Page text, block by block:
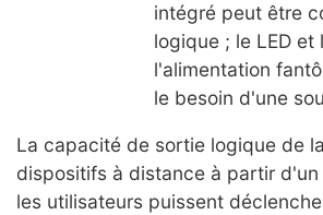
intégré peut être
logique ; le LED
l'alimentation
le besoin d'une
La capacité de sortie logique de
dispositifs à distance à partir
les utilisateurs puissent